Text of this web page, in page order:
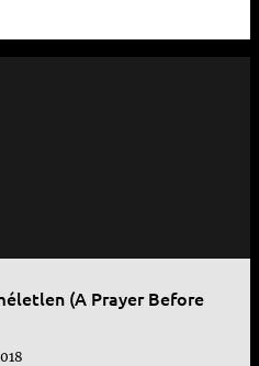
(A Prayer Before